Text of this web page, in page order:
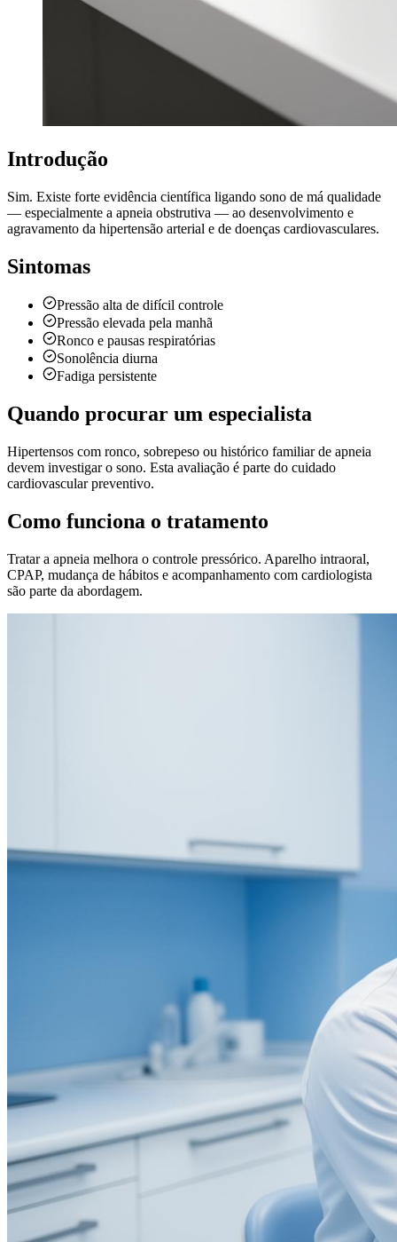
Introdução
Sim. Existe forte evidência científica ligando sono de má qualidade
— especialmente a apneia obstrutiva — ao desenvolvimento e
agravamento da hipertensão arterial e de doenças cardiovasculares.
Sintomas
Pressão alta de difícil controle
Pressão elevada pela manhã
Ronco e pausas respiratórias
Sonolência diurna
Fadiga persistente
Quando procurar um especialista
Hipertensos com ronco, sobrepeso ou histórico familiar de apneia
devem investigar o sono. Esta avaliação é parte do cuidado
cardiovascular preventivo.
Como funciona o tratamento
Tratar a apneia melhora o controle pressórico. Aparelho intraoral,
CPAP, mudança de hábitos e acompanhamento com cardiologista
são parte da abordagem.